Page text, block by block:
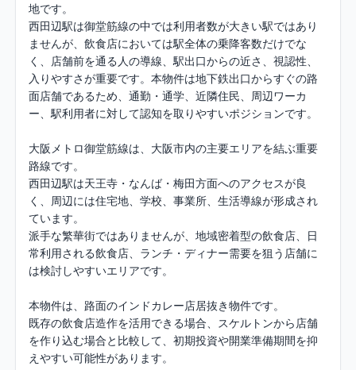
地です。
西田辺駅は御堂筋線の中では利用者数が大きい駅ではあり
ませんが、飲食店においては駅全体の乗降客数だけでな
く、店舗前を通る人の導線、駅出口からの近さ、視認性、
入りやすさが重要です。本物件は地下鉄出口からすぐの路
面店舗であるため、通勤・通学、近隣住民、周辺ワーカ
ー、駅利用者に対して認知を取りやすいポジションです。
大阪メトロ御堂筋線は、大阪市内の主要エリアを結ぶ重要
路線です。
西田辺駅は天王寺・なんば・梅田方面へのアクセスが良
く、周辺には住宅地、学校、事業所、生活導線が形成され
ています。
派手な繁華街ではありませんが、地域密着型の飲食店、日
常利用される飲食店、ランチ・ディナー需要を狙う店舗に
は検討しやすいエリアです。
本物件は、路面のインドカレー店居抜き物件です。
既存の飲食店造作を活用できる場合、スケルトンから店舗
を作り込む場合と比較して、初期投資や開業準備期間を抑
えやすい可能性があります。